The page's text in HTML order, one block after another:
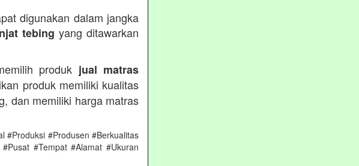
digunakan dalam jangka
tebing yang ditawarkan
produk jual matras
produk memiliki kualitas
dan memiliki harga matras
#Produksi #Produsen #Berkualitas
#Tempat #Alamat #Ukuran